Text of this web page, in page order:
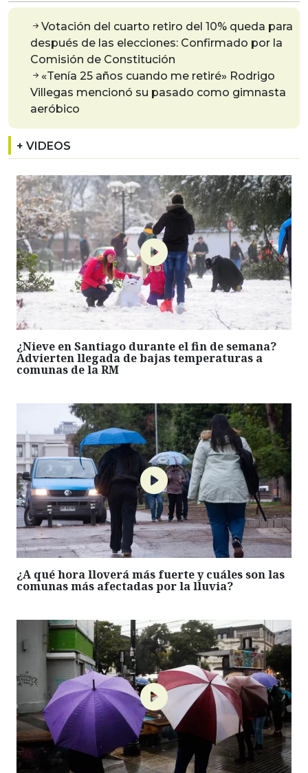
Votación del cuarto retiro del 10% queda para
después de las elecciones: Confirmado por la
Comisión de Constitución
«Tenía 25 años cuando me retiré» Rodrigo
Villegas mencionó su pasado como gimnasta
aeróbico
+ VIDEOS
¿Nieve en Santiago durante el fin de semana?
Advierten llegada de bajas temperaturas a
comunas de la RM
¿A qué hora lloverá más fuerte y cuáles son las
comunas más afectadas por la lluvia?